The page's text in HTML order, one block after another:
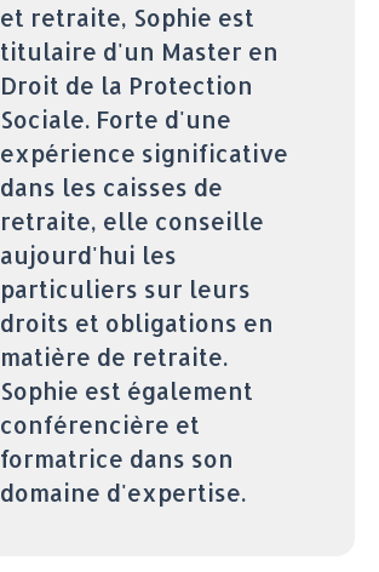
et retraite, Sophie est
titulaire d'un Master en
Droit de la Protection
Sociale. Forte d'une
expérience significative
dans les caisses de
retraite, elle conseille
aujourd'hui les
particuliers sur leurs
droits et obligations en
matière de retraite.
Sophie est également
conférencière et
formatrice dans son
domaine d'expertise.